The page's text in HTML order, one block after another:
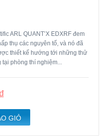
ARL QUANT’X EDXRF đem
thụ các nguyên tố, và nó đã
thiết kế hướng tới những thử
phòng thí nghiệm...
GIỎ